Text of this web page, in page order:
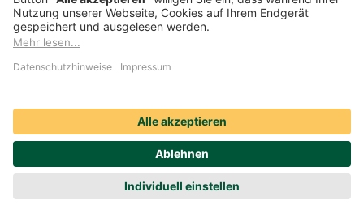
Cookie-Einstellungen
Datenschutz
Impressum
Streitbeilegung
Nutzungshinweise
Compliance
Social Media Icons sowie Verlinkungen, die mit
sind, führen auf externe Seiten. Die DEVK ist für die dortigen
Nutzungsbedingungen und Datenschutzbestimmungen nicht
verantwortlich. Mehr dazu erfahren Sie unter